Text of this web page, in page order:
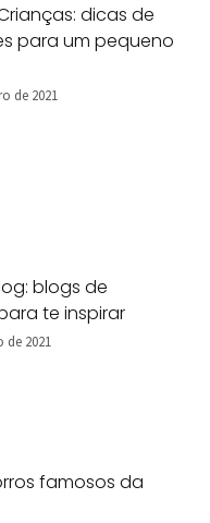
dicas de
para um pequeno
de 2021
blogs de
te inspirar
de 2021
famosos da